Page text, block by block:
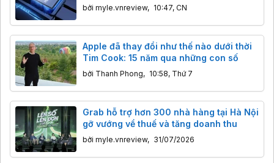
bởi myle.vnreview, 10:47, CN
Apple đã thay đổi như thế nào dưới thời
Tim Cook: 15 năm qua những con số
bởi Thanh Phong, 10:58, Thứ 7
Grab hỗ trợ hơn 300 nhà hàng tại Hà Nội
gỡ vướng về thuế và tăng doanh thu
bởi myle.vnreview, 31/07/2026